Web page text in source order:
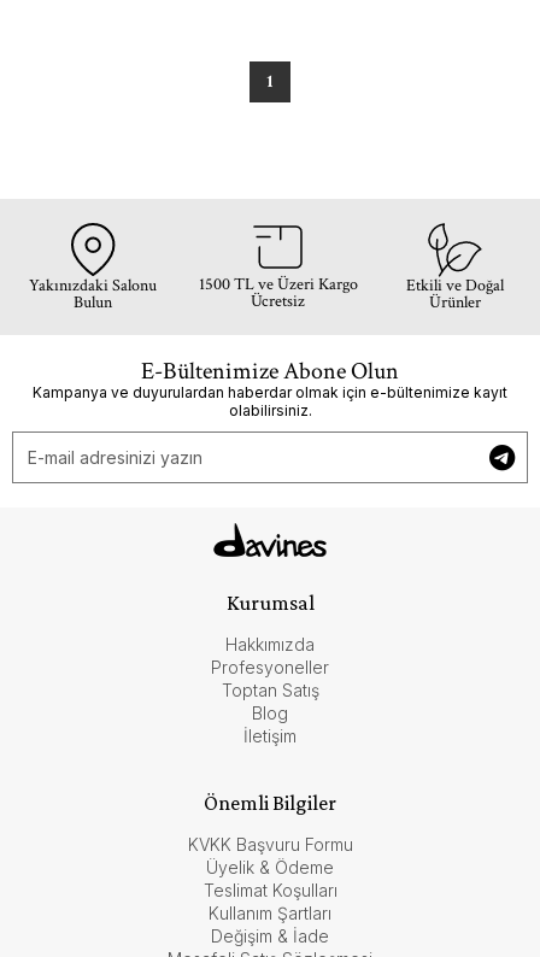
1
Yakınızdaki Salonu
Bulun
1500 TL ve Üzeri Kargo
Ücretsiz
Etkili ve Doğal
Ürünler
E-Bültenimize Abone Olun
Kampanya ve duyurulardan haberdar olmak için e-bültenimize kayıt
olabilirsiniz.
Kurumsal
Hakkımızda
Profesyoneller
Toptan Satış
Blog
İletişim
Önemli Bilgiler
KVKK Başvuru Formu
Üyelik & Ödeme
Teslimat Koşulları
Kullanım Şartları
Değişim & İade